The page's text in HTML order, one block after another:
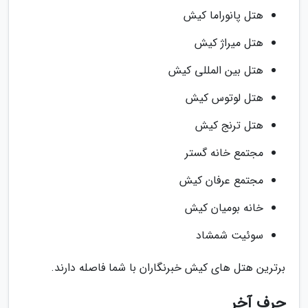
هتل پانوراما کیش
هتل میراژ کیش
هتل بین المللی کیش
هتل لوتوس کیش
هتل ترنج کیش
مجتمع خانه گستر
مجتمع عرفان کیش
خانه بومیان کیش
سوئیت شمشاد
برترین هتل های کیش خبرنگاران با شما فاصله دارند.